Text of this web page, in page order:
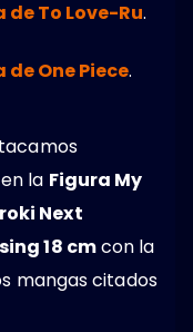
de To Love-Ru.
de One Piece.
en la Figura My
Next
18 cmcon la
mangas citados